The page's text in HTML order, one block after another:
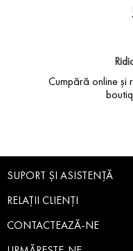
Cumpără online și
SUPORT ȘI ASISTENȚĂ
RELAȚII CLIENȚI
CONTACTEAZĂ-NE